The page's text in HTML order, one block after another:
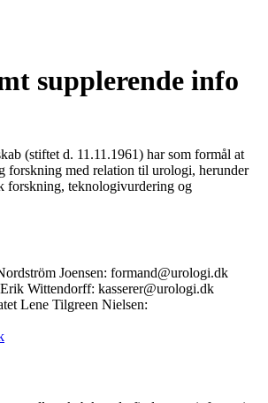
supplerende info
(stiftet d. 11.11.1961) har som formål at
forskning med relation til urologi, herunder
forskning, teknologivurdering og
Joensen: formand@urologi.dk
Wittendorff: kasserer@urologi.dk
Lene Tilgreen Nielsen: